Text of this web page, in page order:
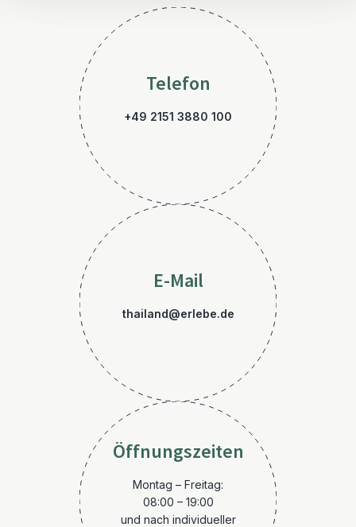
Telefon
+49 2151 3880 100
E-Mail
thailand@erlebe.de
Öffnungszeiten
Montag – Freitag:
08:00 – 19:00
und nach individueller